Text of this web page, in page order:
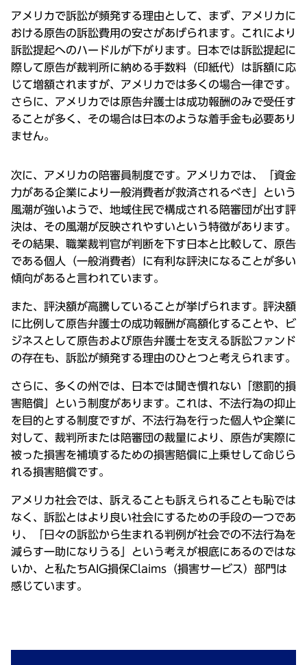
アメリカで訴訟が頻発する理由として、まず、アメリカに
おける原告の訴訟費用の安さがあげられます。これにより
訴訟提起へのハードルが下がります。日本では訴訟提起に
際して原告が裁判所に納める手数料（印紙代）は訴額に応
じて増額されますが、アメリカでは多くの場合一律です。
さらに、アメリカでは原告弁護士は成功報酬のみで受任す
ることが多く、その場合は日本のような着手金も必要あり
ません。
次に、アメリカの陪審員制度です。アメリカでは、「資金
力がある企業により一般消費者が救済されるべき」という
風潮が強いようで、地域住民で構成される陪審団が出す評
決は、その風潮が反映されやすいという特徴があります。
その結果、職業裁判官が判断を下す日本と比較して、原告
である個人（一般消費者）に有利な評決になることが多い
傾向があると言われています。
また、評決額が高騰していることが挙げられます。評決額
に比例して原告弁護士の成功報酬が高額化することや、ビ
ジネスとして原告および原告弁護士を支える訴訟ファンド
の存在も、訴訟が頻発する理由のひとつと考えられます。
さらに、多くの州では、日本では聞き慣れない「懲罰的損
害賠償」という制度があります。これは、不法行為の抑止
を目的とする制度ですが、不法行為を行った個人や企業に
対して、裁判所または陪審団の裁量により、原告が実際に
被った損害を補填するための損害賠償に上乗せして命じら
れる損害賠償です。
アメリカ社会では、訴えることも訴えられることも恥では
なく、訴訟とはより良い社会にするための手段の一つであ
り、「日々の訴訟から生まれる判例が社会での不法行為を
減らす一助になりうる」という考えが根底にあるのではな
いか、と私たちAIG損保Claims（損害サービス）部門は
感じています。